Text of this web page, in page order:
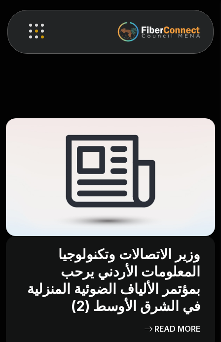
وزير الاتصالات وتكنولوجيا
المعلومات الأردني يرحب
بمؤتمر الألياف الضوئية المنزلية
في الشرق الأوسط (2)
READ MORE